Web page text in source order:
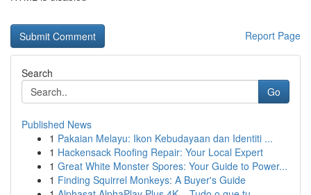
Report Page
Search
Go
Published News
1 Pakaian Melayu: Ikon Kebudayaan dan Identiti ...
1 Hackensack Roofing Repair: Your Local Expert
1 Great White Monster Spores: Your Guide to Power...
1 Finding Squirrel Monkeys: A Buyer's Guide